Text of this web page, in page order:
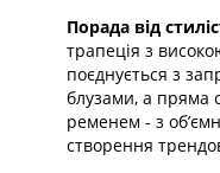
Порада від
трапеція з
поєднується з
блузами, а пряма
ременем - з
створення